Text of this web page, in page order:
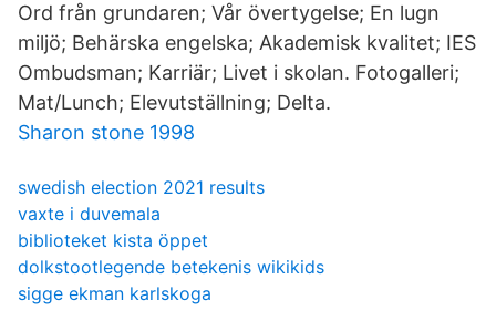
Ord från grundaren; Vår övertygelse; En lugn
miljö; Behärska engelska; Akademisk kvalitet; IES
Ombudsman; Karriär; Livet i skolan. Fotogalleri;
Mat/Lunch; Elevutställning; Delta.
Sharon stone 1998
swedish election 2021 results
vaxte i duvemala
biblioteket kista öppet
dolkstootlegende betekenis wikikids
sigge ekman karlskoga